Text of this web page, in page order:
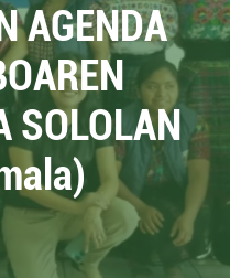
AGENDA
SOLOLAN